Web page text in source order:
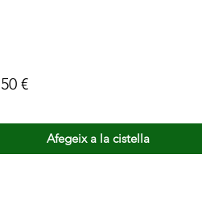
€Price
Afegeix a la cistella